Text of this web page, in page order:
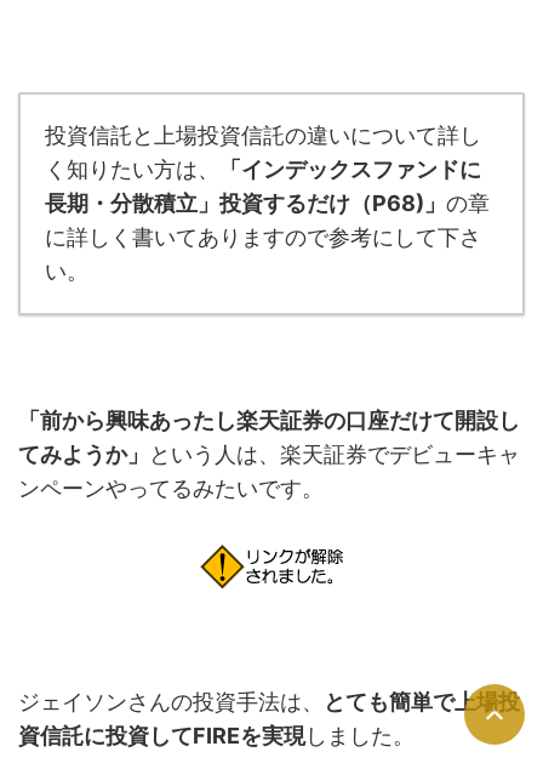
投資信託と上場投資信託の違いについて詳し
く知りたい方は、
「インデックスファンドに
長期・分散積立」投資するだけ（P68)」 の章
に詳しく書いてありますので参考にして下さ
い。
「前から興味あったし楽天証券の口座だけて開設し
てみようか」
という人は、楽天証券でデビューキャ
ンペーンやってるみたいです。
ジェイソンさんの投資手法は、
とても簡単で上場投
資信託に投資してFIREを実現しました。